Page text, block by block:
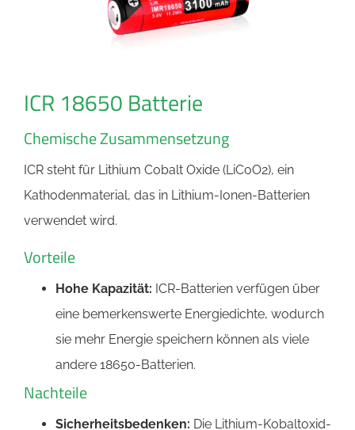
ICR 18650 Batterie
Chemische Zusammensetzung
ICR steht für Lithium Cobalt Oxide (LiCoO2), ein
Kathodenmaterial, das in Lithium-Ionen-Batterien
verwendet wird.
Vorteile
Hohe Kapazität: ICR-Batterien verfügen über
eine bemerkenswerte Energiedichte, wodurch
sie mehr Energie speichern können als viele
andere 18650-Batterien.
Nachteile
Sicherheitsbedenken: Die Lithium-Kobaltoxid-